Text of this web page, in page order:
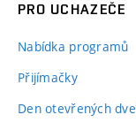
PRO UCHAZEČE
Nabídka programů
Přijímačky
Den otevřených